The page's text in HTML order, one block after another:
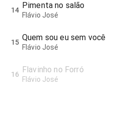
14 Pimenta no salão
Flávio José
15 Quem sou eu sem você
Flávio José
16 Flavinho no Forró
Flávio José